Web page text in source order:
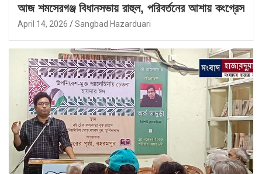
আজ শমসেরগঞ্জ বিধানসভায় রাহুল, পরিবর্তনের আশায় কংগ্রেস
April 14, 2026 Sangbad Hazarduari